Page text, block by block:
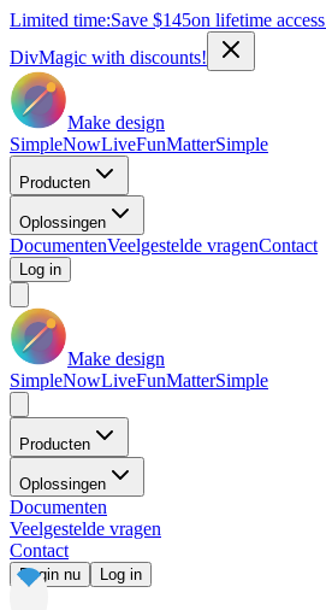
Limited time:Save $145on lifetime access
DivMagic with discounts!
Make design
SimpleNowLiveFunMatterSimple
Producten
Oplossingen
DocumentenVeelgestelde vragenContact
Log in
Make design
SimpleNowLiveFunMatterSimple
Producten
Oplossingen
Documenten
Veelgestelde vragen
Contact
Begin nu Log in